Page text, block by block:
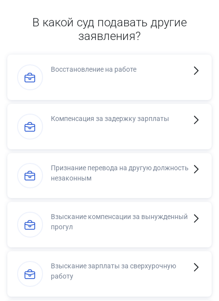
В какой суд подавать другие
заявления?
Восстановление на работе
Компенсация за задержку зарплаты
Признание перевода на другую должность
незаконным
Взыскание компенсации за вынужденный
прогул
Взыскание зарплаты за сверхурочную
работу